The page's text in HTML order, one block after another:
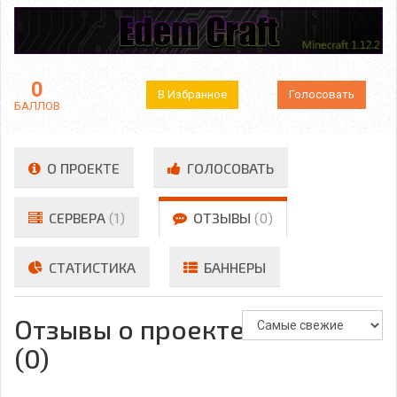
0
БАЛЛОВ
В Избранное Голосовать
О ПРОЕКТЕ ГОЛОСОВАТЬ
СЕРВЕРА (1) ОТЗЫВЫ (0)
СТАТИСТИКА БАННЕРЫ
Отзывы о проекте
(0)